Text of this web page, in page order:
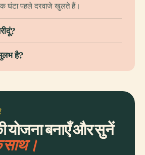
घंटा पहले दरवाजे खुलते हैं।
है?
योजना बनाएँ और सुनें
साथ।